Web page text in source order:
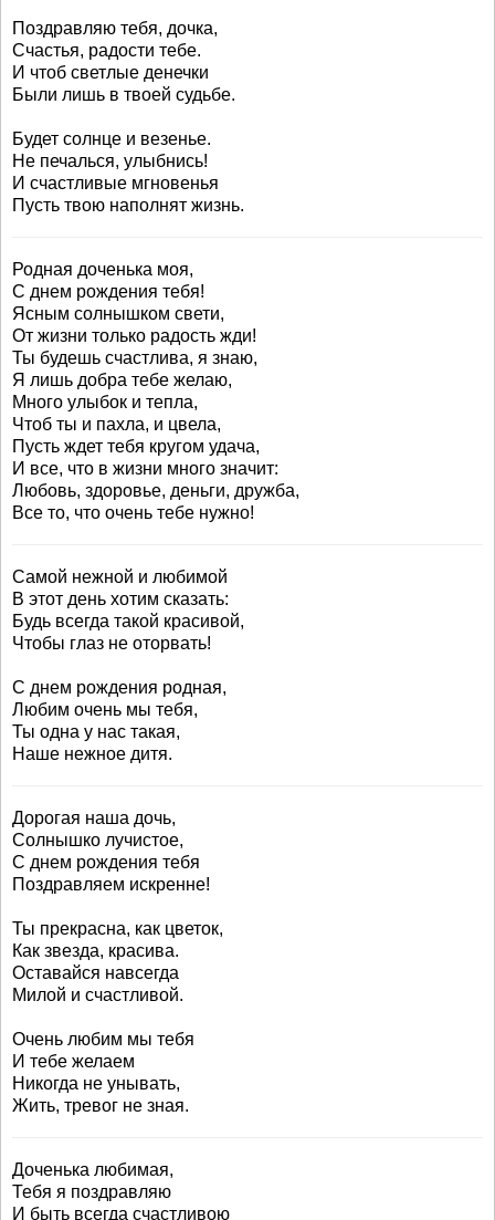
Поздравляю тебя, дочка,
Счастья, радости тебе.
И чтоб светлые денечки
Были лишь в твоей судьбе.
Будет солнце и везенье.
Не печалься, улыбнись!
И счастливые мгновенья
Пусть твою наполнят жизнь.
Родная доченька моя,
С днем рождения тебя!
Ясным солнышком свети,
От жизни только радость жди!
Ты будешь счастлива, я знаю,
Я лишь добра тебе желаю,
Много улыбок и тепла,
Чтоб ты и пахла, и цвела,
Пусть ждет тебя кругом удача,
И все, что в жизни много значит:
Любовь, здоровье, деньги, дружба,
Все то, что очень тебе нужно!
Самой нежной и любимой
В этот день хотим сказать:
Будь всегда такой красивой,
Чтобы глаз не оторвать!
С днем рождения родная,
Любим очень мы тебя,
Ты одна у нас такая,
Наше нежное дитя.
Дорогая наша дочь,
Солнышко лучистое,
С днем рождения тебя
Поздравляем искренне!
Ты прекрасна, как цветок,
Как звезда, красива.
Оставайся навсегда
Милой и счастливой.
Очень любим мы тебя
И тебе желаем
Никогда не унывать,
Жить, тревог не зная.
Доченька любимая,
Тебя я поздравляю
И быть всегда счастливою